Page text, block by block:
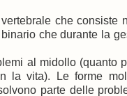
che
che durante la
al midollo (quanto
la vita). Le forme
parte delle